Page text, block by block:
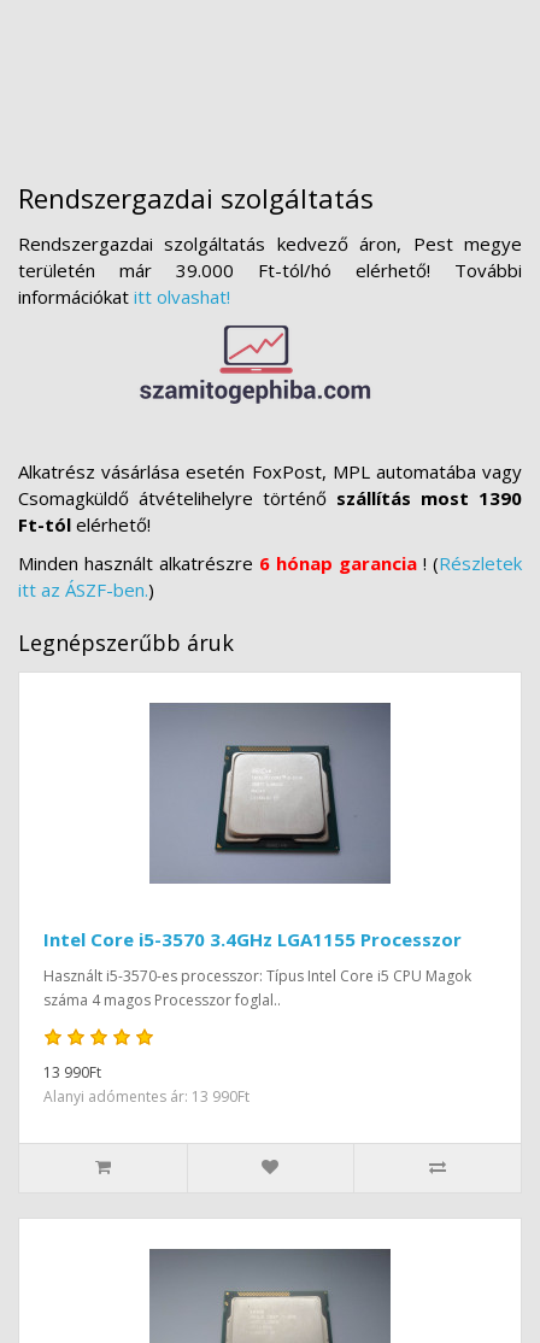
Rendszergazdai szolgáltatás
Rendszergazdai szolgáltatás kedvező áron, Pest megye
területén már 39.000 Ft-tól/hó elérhető! További
információkat itt olvashat!
Alkatrész vásárlása esetén FoxPost, MPL automatába vagy
Csomagküldő átvételihelyre történő szállítás most 1390
Ft-tól elérhető!
Minden használt alkatrészre 6 hónap garancia ! (Részletek
itt az ÁSZF-ben.)
Legnépszerűbb áruk
Intel Core i5-3570 3.4GHz LGA1155 Processzor
Használt i5-3570-es processzor: Típus Intel Core i5 CPU Magok
száma 4 magos Processzor foglal..
13 990Ft
Alanyi adómentes ár: 13 990Ft